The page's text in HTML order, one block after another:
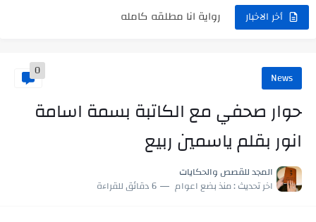
أخر الاخبار
رواية رجعت من السفر فجأه كامله
News
0
حوار صحفي مع الكاتبة بسمة اسامة
انور بقلم ياسمين ربيع
المجد للقصص والحكايات
اخر تحديث :منذ بضع اعوام 6 دقائق للقراءة